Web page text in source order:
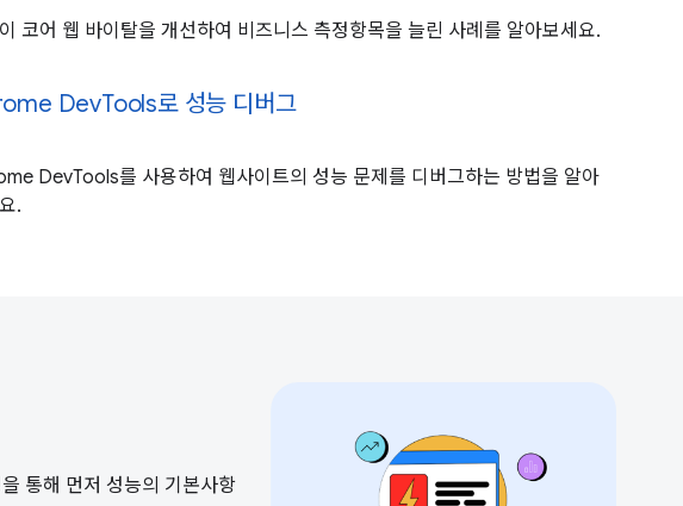
코어 웹 바이탈을 개선하여 비즈니스 측정항목을 늘린 사례를 알아보세요.
DevTools로 성능 디버그
DevTools를 사용하여 웹사이트의 성능 문제를 디버그하는 방법을 알아
.
통해 먼저 성능의 기본사항